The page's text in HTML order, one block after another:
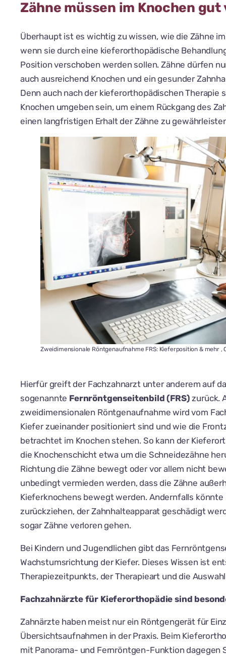
Zähne müssen im Knochen
Überhaupt ist es wichtig zu wissen, wie die Zähne
wenn sie durch eine kieferorthopädische
Position verschoben werden sollen. Zähne dürfen
auch ausreichend Knochen und ein gesunder
Denn auch nach der kieferorthopädischen Therapie
Knochen umgeben sein, um einem Rückgang des
einen langfristigen Erhalt der Zähne zu
Zweidimensionale Röntgenaufnahme FRS: Kieferposition & mehr ,
Hierfür greift der Fachzahnarzt unter anderem auf
sogenannte Fernröntgenseitenbild (FRS) zurück.
zweidimensionalen Röntgenaufnahme wird vom
Kiefer zueinander positioniert sind und wie die
betrachtet im Knochen stehen. So kann der
die Knochenschicht etwa um die Schneidezähne
Richtung die Zähne bewegt oder vor allem nicht
unbedingt vermieden werden, dass die Zähne
Kieferknochens bewegt werden. Andernfalls könnte
zurückziehen, der Zahnhalteapparat geschädigt
sogar Zähne verloren gehen.
Bei Kindern und Jugendlichen gibt das
Wachstumsrichtung der Kiefer. Dieses Wissen ist
Therapiezeitpunkts, der Therapieart und die
Fachzahnärzte für Kieferorthopädie sind
Zahnärzte haben meist nur ein Röntgengerät für
Übersichtsaufnahmen in der Praxis. Beim
mit Panorama- und Fernröntgen-Funktion dagegen